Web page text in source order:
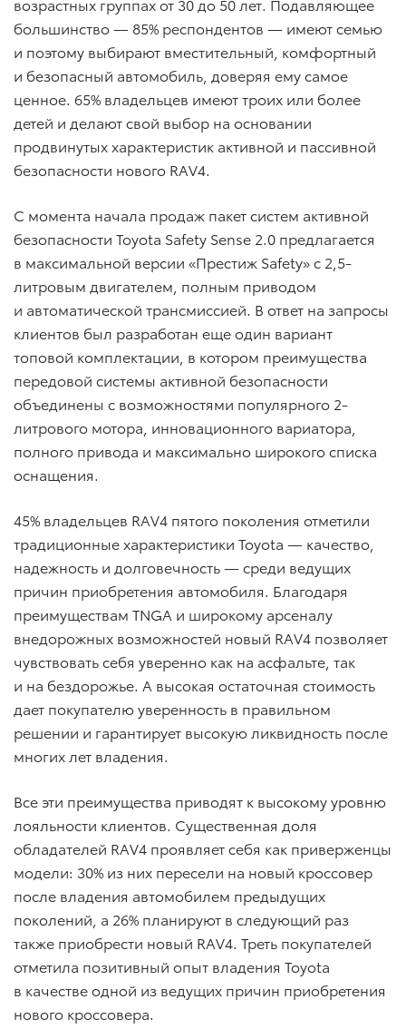
большинство — 85% респондентов — имеют семью
и поэтому выбирают вместительный, комфортный
и безопасный автомобиль, доверяя ему самое
ценное. 65% владельцев имеют троих или более
детей и делают свой выбор на основании
продвинутых характеристик активной и пассивной
безопасности нового RAV4.
C момента начала продаж пакет систем активной
безопасности Toyota Safety Sense 2.0 предлагается
в максимальной версии «Престиж Safety» c 2,5-
литровым двигателем, полным приводом
и автоматической трансмиссией. В ответ на запросы
клиентов был разработан еще один вариант
топовой комплектации, в котором преимущества
передовой системы активной безопасности
объединены с возможностями популярного 2-
литрового мотора, инновационного вариатора,
полного привода и максимально широкого списка
оснащения.
45% владельцев RAV4 пятого поколения отметили
традиционные характеристики Toyota — качество,
надежность и долговечность — среди ведущих
причин приобретения автомобиля. Благодаря
преимуществам TNGA и широкому арсеналу
внедорожных возможностей новый RAV4 позволяет
чувствовать себя уверенно как на асфальте, так
и на бездорожье. А высокая остаточная стоимость
дает покупателю уверенность в правильном
решении и гарантирует высокую ликвидность после
многих лет владения.
Все эти преимущества приводят к высокому уровню
лояльности клиентов. Существенная доля
обладателей RAV4 проявляет себя как приверженцы
модели: 30% из них пересели на новый кроссовер
после владения автомобилем предыдущих
поколений, а 26% планируют в следующий раз
также приобрести новый RAV4. Треть покупателей
отметила позитивный опыт владения Toyota
в качестве одной из ведущих причин приобретения
нового кроссовера.